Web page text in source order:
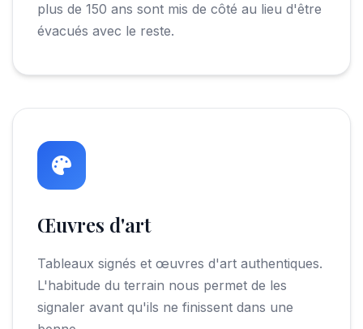
plus de 150 ans sont mis de côté au lieu d'être
évacués avec le reste.
Œuvres d'art
Tableaux signés et œuvres d'art authentiques.
L'habitude du terrain nous permet de les
signaler avant qu'ils ne finissent dans une